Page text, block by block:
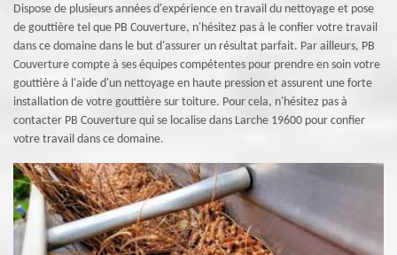
Dispose de plusieurs années d'expérience en travail du nettoyage et pose
de gouttière tel que PB Couverture, n'hésitez pas à le confier votre travail
dans ce domaine dans le but d'assurer un résultat parfait. Par ailleurs, PB
Couverture compte à ses équipes compétentes pour prendre en soin votre
gouttière à l'aide d'un nettoyage en haute pression et assurent une forte
installation de votre gouttière sur toiture. Pour cela, n'hésitez pas à
contacter PB Couverture qui se localise dans Larche 19600 pour confier
votre travail dans ce domaine.